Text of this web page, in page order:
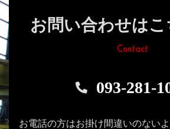
お問い合わせはこ
Contact
093-281-
お電話の方はお掛け間違いのない